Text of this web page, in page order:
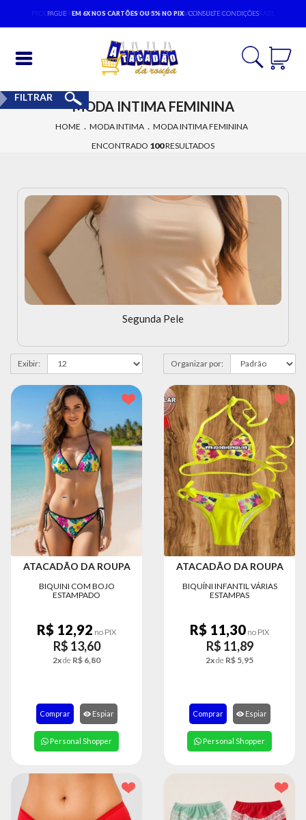
PAGUE EM 6X NOS CARTÕES OU 5% NO PIX CONSULTE CONDIÇÕES
Cadastrar
MODA
EVANGÉLICA
MODA
FEMININA
MODA
GRIFE
MODA
INTIMA
INVERNO
MODA
MASCULINA
MODA
NOSSAS
MARCAS
MODA INTIMA FEMININA
HOME . MODA INTIMA . MODA INTIMA FEMININA
ENCONTRADO 100RESULTADOS
Segunda Pele
Organizar por:
Exibir:
ATACADÃO DA ROUPA
BIQUINI COM BOJO
ESTAMPADO
R$ 12,92 no PIX
R$ 13,60
2xde R$ 6,80
Comprar Espiar
Personal Shopper
ATACADÃO DA ROUPA
BIQUÍNI INFANTIL VÁRIAS
ESTAMPAS
R$ 11,30 no PIX
R$ 11,89
2xde R$ 5,95
Comprar Espiar
Personal Shopper
FILTRAR